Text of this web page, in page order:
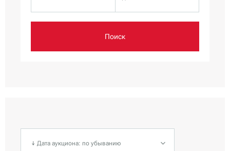
Поиск
↓ Дата аукциона: по убыванию